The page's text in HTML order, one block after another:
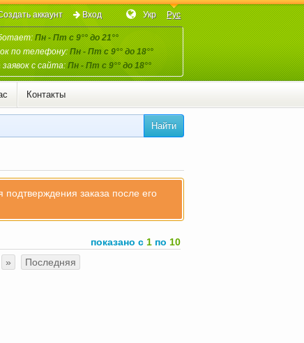
Пн - Пт с 9°° до 21°°
по телефону:Пн - Пт с 9°° до 18°°
с сайта:Пн - Пт с 9°° до 18°°
Укр Рус
аккаунт Вход
Контакты
Найти
заказа после его
показано с 1 по 10
» Последняя